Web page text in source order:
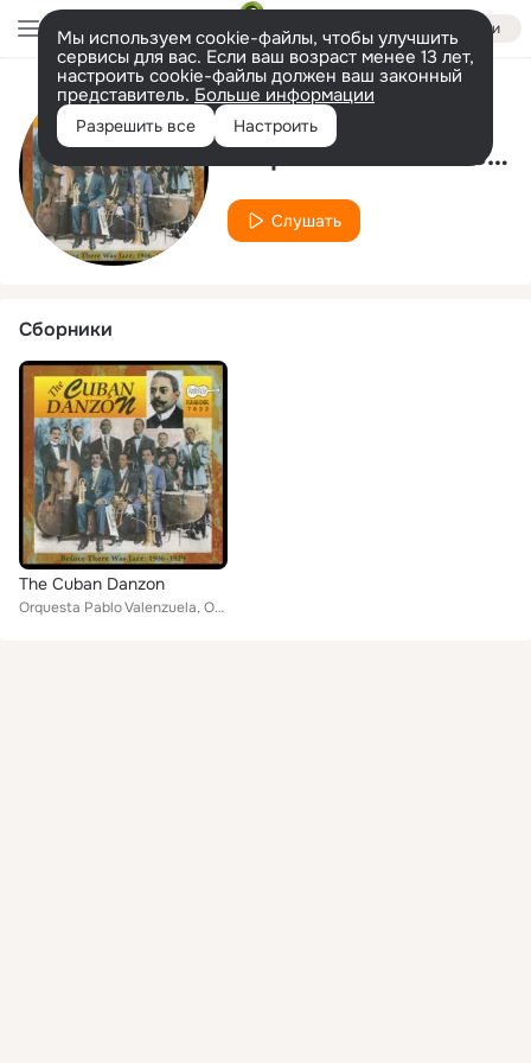
Войти
Мы используем cookie-файлы, чтобы улучшить
сервисы для вас. Если ваш возраст менее 13 лет,
настроить cookie-файлы должен ваш законный
представитель. Больше информации
Разрешить все Настроить
Исполнитель
Orquesta De Jaime Prats
Слушать
Сборники
The Cuban Danzon
Orquesta Pablo Valenzuela, Orquesta De Enrique Pena, Orquesta De Felipe Valdes, Orquesta De Pablo Valenzuela, Orquesta Babuco, O...